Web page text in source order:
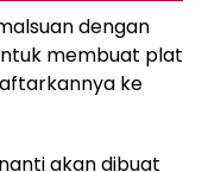
dengan
membuat plat
ke
akan dibuat